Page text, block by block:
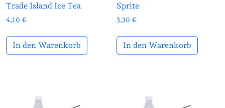
Trade Island Ice Tea
4,10 €
In den Warenkorb
Sprite
3,30 €
In den Warenkorb